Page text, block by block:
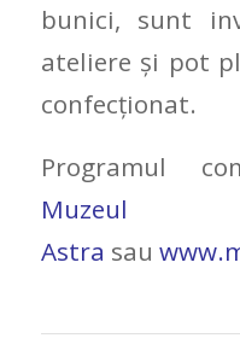
bunici, sunt
ateliere și pot
confecționat.
Programul
Muzeul
Astra sau